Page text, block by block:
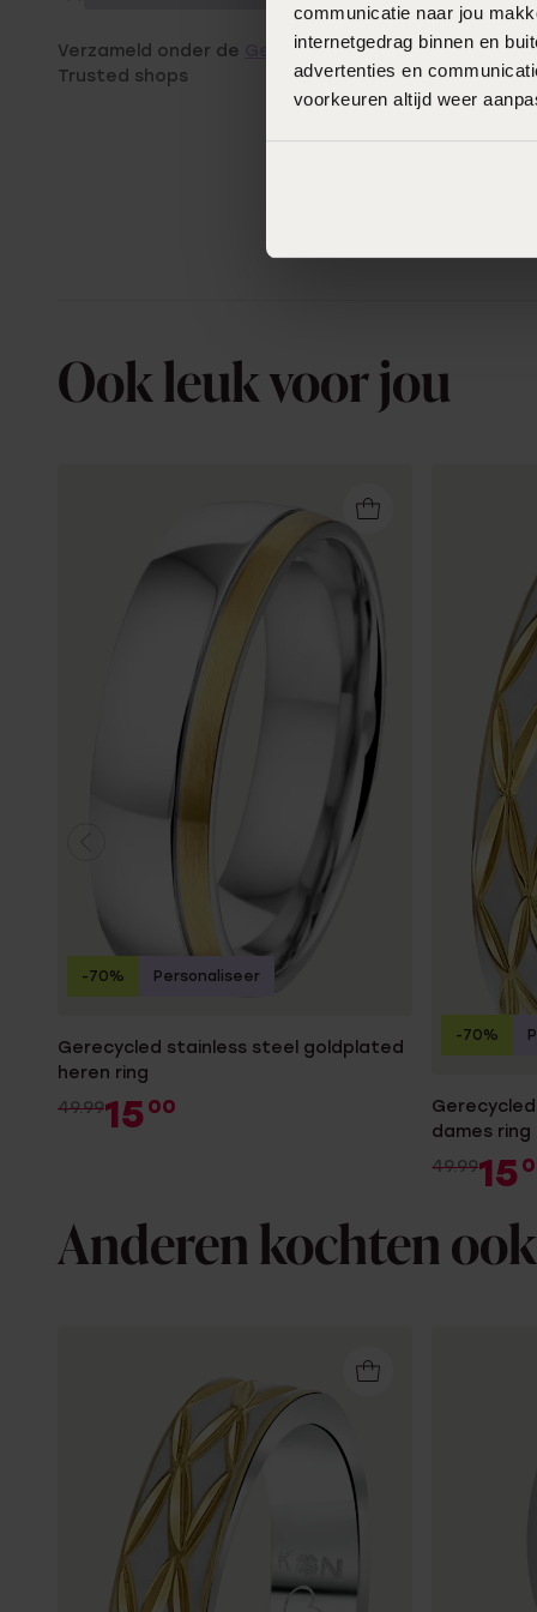
communicatie naar jou
internetgedrag binnen en
advertenties en
voorkeuren altijd weer
Verzameld onder de Gebruiksvoorwaardenvan
Trusted shops
Ook leuk voor jou
Gerecycled stainless steel goldplated
heren ring
49.9915 00
-70% Personaliseer
dames ring
49.9915
-70%
Anderen kochten ook